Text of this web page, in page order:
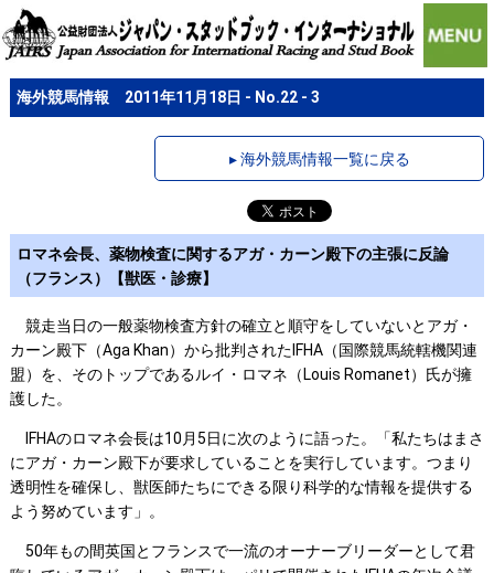
海外競馬情報 2011年11月18日 - No.22 - 3
▸ 海外競馬情報一覧に戻る
ロマネ会長、薬物検査に関するアガ・カーン殿下の主張に反論
（フランス）【獣医・診療】
競走当日の一般薬物検査方針の確立と順守をしていないとアガ・
カーン殿下（Aga Khan）から批判されたIFHA（国際競馬統轄機関連
盟）を、そのトップであるルイ・ロマネ（Louis Romanet）氏が擁
護した。
IFHAのロマネ会長は10月5日に次のように語った。「私たちはまさ
にアガ・カーン殿下が要求していることを実行しています。つまり
透明性を確保し、獣医師たちにできる限り科学的な情報を提供する
よう努めています」。
50年もの間英国とフランスで一流のオーナーブリーダーとして君